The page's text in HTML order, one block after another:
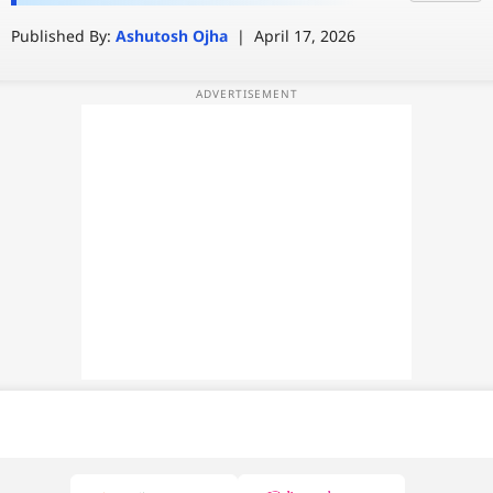
वेब स्टोरी
Published By: Ashutosh Ojha | April 17, 2026